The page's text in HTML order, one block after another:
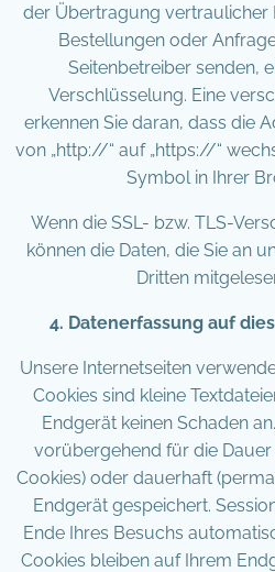
der Übertragung vertraulicher
Bestellungen oder
Seitenbetreiber senden,
Verschlüsselung. Eine
erkennen Sie daran, dass die
von „http://“ auf „https://“
Symbol in Ihrer
Wenn die SSL- bzw. TLS-
können die Daten, die Sie an
Dritten
4. Datenerfassung auf
Unsere Internetseiten
Cookies sind kleine
Endgerät keinen Schaden
vorübergehend für die Dauer
Cookies) oder dauerhaft
Endgerät gespeichert.
Ende Ihres Besuchs
Cookies bleiben auf Ihrem